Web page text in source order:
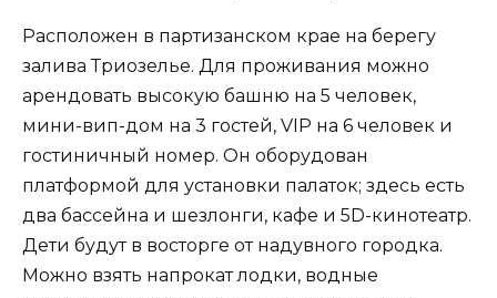
Расположен в партизанском крае на берегу
залива Триозелье. Для проживания можно
арендовать высокую башню на 5 человек,
мини-вип-дом на 3 гостей, VIP на 6 человек и
гостиничный номер. Он оборудован
платформой для установки палаток; здесь есть
два бассейна и шезлонги, кафе и 5D-кинотеатр.
Дети будут в восторге от надувного городка.
Можно взять напрокат лодки, водные